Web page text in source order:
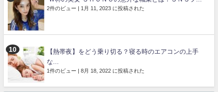
2件のビュー 1月 11, 2023 に投稿された
【熱帯夜】をどう乗り切る？寝る時のエアコンの上手
な...
1件のビュー 8月 18, 2022 に投稿された